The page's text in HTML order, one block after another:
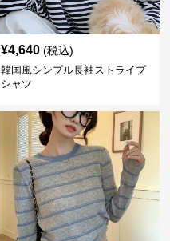
¥4,640 (税込)
韓国風シンプル長袖ストライプ
シャツ